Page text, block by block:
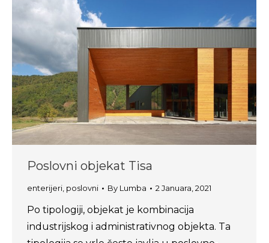
Poslovni objekat Tisa
enterijeri poslovni By Lumba 2 Januara, 2021
Po tipologiji, objekat je kombinacija
industrijskog i administrativnog objekta. Ta